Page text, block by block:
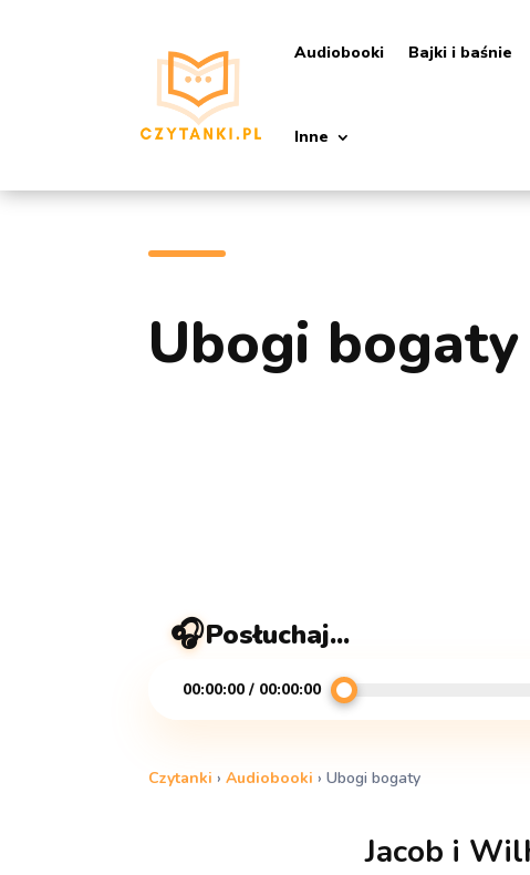
Audiobooki Bajki i baśnie
Inne
Ubogi bogaty
🎧Posłuchaj...
00:00:00 / 00:00:00
Czytanki ›Audiobooki ›Ubogi bogaty
Jacob i